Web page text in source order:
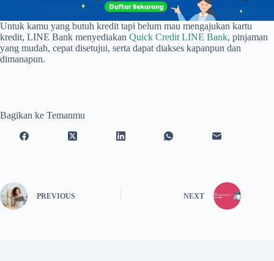
Untuk kamu yang butuh kredit tapi belum mau mengajukan kartu
kredit, LINE Bank menyediakan Quick Credit LINE Bank, pinjaman
yang mudah, cepat disetujui, serta dapat diakses kapanpun dan
dimanapun.
Bagikan ke Temanmu
PREVIOUS NEXT